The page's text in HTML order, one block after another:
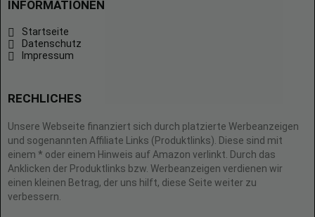
INFORMATIONEN
Startseite
Datenschutz
Impressum
RECHLICHES
Unsere Webseite finanziert sich durch platzierte Werbeanzeigen
und sogenannten Affiliate Links (Produktlinks). Diese sind mit
einem * oder einem Hinweis auf Amazon verlinkt. Durch das
Anklicken der Produktlinks bzw. Werbeanzeigen verdienen wir
einen kleinen Betrag, der uns hilft, diese Seite weiter zu
verbessern.